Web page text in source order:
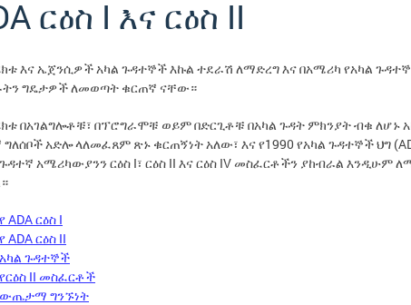
ርዕስ I እና ርዕስ II
እና ኤጀንሲዎች አካል ጉዳተኞች እኩል ተደራሽ ለማድረግ እና በአሜሪካ የአካል
ግዴታዎች ለመወጣት ቁርጠኛ ናቸው።
በአገልግሎቶቹ፣ በፕሮግራሞቹ ወይም በድርጊቶቹ በአካል ጉዳት ምክንያት ብቁ ለሆኑ
አድሎ ላለመፈጸም ጽኑ ቁርጠኝነት አለው፣ እና የ1990 የአካል ጉዳተኞች ህግ
አሜሪካውያንን ርዕስ I፣ ርዕስ II እና ርዕስ IV መስፈርቶችን ያከብራል እንዲሁም
የ ADA ርዕስ I
የ ADA ርዕስ II
አካል ጉዳተኞች
የርዕስ II መስፈርቶች
ውጤታማ ግንኙነት